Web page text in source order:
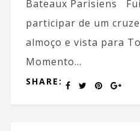
Bateaux Parisiens
participar de um
almoço e vista para
Momento...
SHARE: